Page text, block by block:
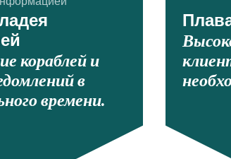
кораблей и
в
времени.